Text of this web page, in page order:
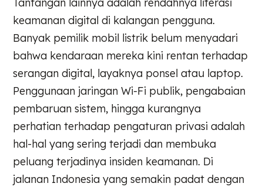
keamanan digital di kalangan pengguna.
Banyak pemilik mobil listrik belum menyadari
bahwa kendaraan mereka kini rentan terhadap
serangan digital, layaknya ponsel atau laptop.
Penggunaan jaringan Wi-Fi publik, pengabaian
pembaruan sistem, hingga kurangnya
perhatian terhadap pengaturan privasi adalah
hal-hal yang sering terjadi dan membuka
peluang terjadinya insiden keamanan. Di
jalanan Indonesia yang semakin padat dengan